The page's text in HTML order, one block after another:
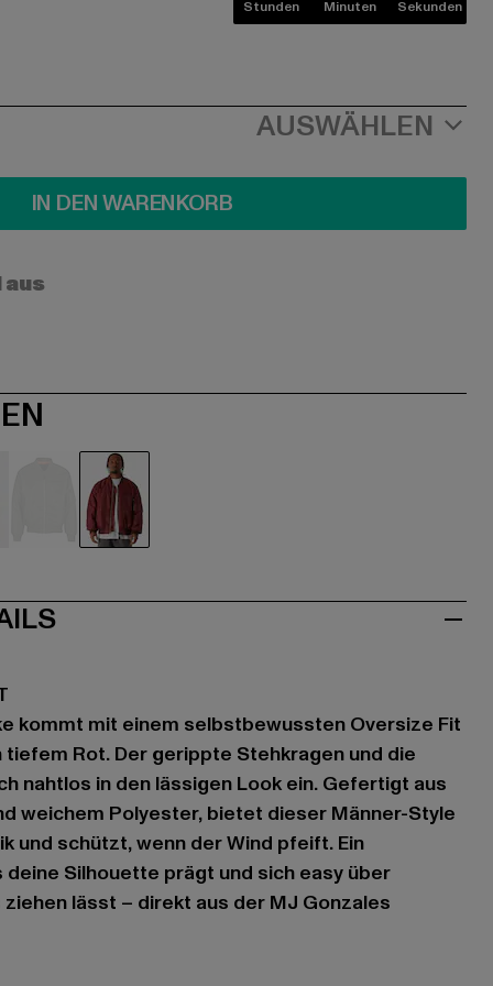
Stunden Minuten Sekunden
AUSWÄHLEN
IN DEN WARENKORB
kommt mit einem selbstbewussten Oversize Fit
Rot. Der gerippte Stehkragen und die
nahtlos in den lässigen Look ein. Gefertigt aus
weichem Polyester, bietet dieser Männer-Style
und schützt, wenn der Wind pfeift. Ein
Silhouette prägt und sich easy über
lässt – direkt aus der MJ Gonzales